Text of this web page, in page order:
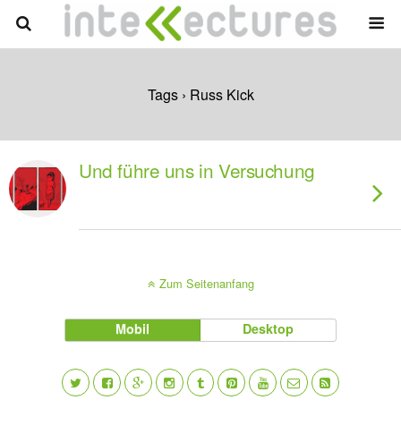
Tags › Russ Kick
Und führe uns in Versuchung
Zum Seitenanfang
Mobil Desktop